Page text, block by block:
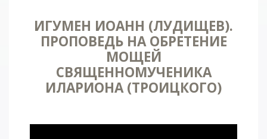
ИГУМЕН ИОАНН (ЛУДИЩЕВ).
ПРОПОВЕДЬ НА ОБРЕТЕНИЕ
МОЩЕЙ
СВЯЩЕННОМУЧЕНИКА
ИЛАРИОНА (ТРОИЦКОГО)